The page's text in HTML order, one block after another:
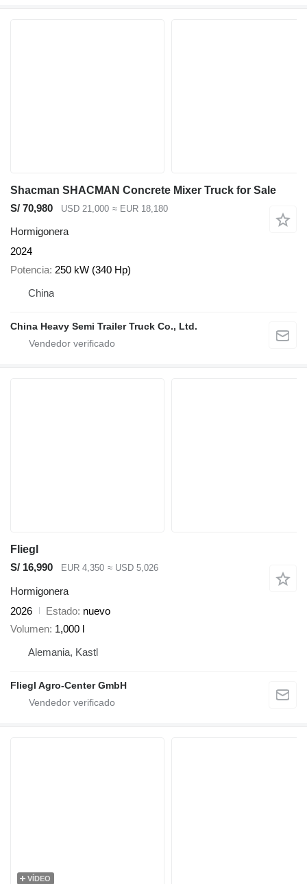
Shacman SHACMAN Concrete Mixer Truck for Sale
S/ 70,980
USD 21,000 ≈ EUR 18,180
Hormigonera
2024
Potencia 250 kW (340 Hp)
China
China Heavy Semi Trailer Truck Co., Ltd.
Fliegl
S/ 16,990
EUR 4,350 ≈ USD 5,026
Hormigonera
2026
Estado nuevo
Volumen 1,000 l
Alemania, Kastl
Fliegl Agro-Center GmbH
VÍDEO